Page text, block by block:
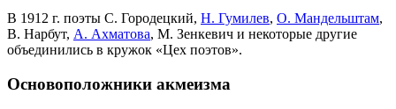
В 1912 г. поэты С. Городецкий, Н. Гумилев, О. Мандельштам,
В. Нарбут, А. Ахматова, М. Зенкевич и некоторые другие
объединились в кружок «Цех поэтов».
Основоположники акмеизма